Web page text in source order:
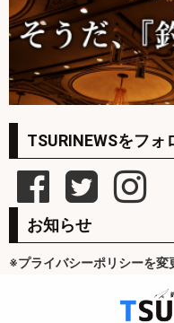
TSURINEWSをフォ
お知らせ
※プライバシーポリシーを変